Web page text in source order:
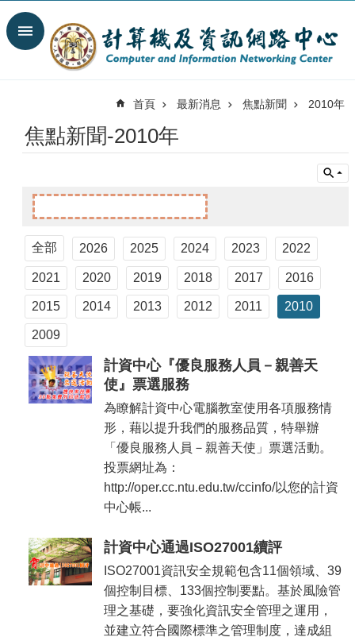
跳到主要內容區塊
搜
尋
最
我
務
容
服
務
聯
絡
我
首頁 最新消息 焦點新聞 2010年
焦點新聞-2010年
全部 2026 2025 2024 2023 2022
2021 2020 2019 2018 2017 2016
2015 2014 2013 2012 2011 2010
2009
計資中心『優良服務人員－親善天
使』票選服務
為瞭解計資中心電腦教室使用各項服務情
形，藉以提升我們的服務品質，特舉辦
「優良服務人員－親善天使」票選活動。
投票網址為：
http://oper.cc.ntu.edu.tw/ccinfo/以您的計資
中心帳...
計資中心通過ISO27001續評
ISO27001資訊安全規範包含11個領域、39
個控制目標、133個控制要點。基於風險管
理之基礎，要強化資訊安全管理之運用，
並建立符合國際標準之管理制度，達成組